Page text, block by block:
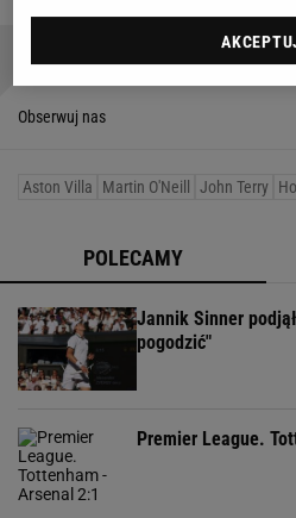
Dziękujemy za przeczytanie
Obserwuj nas
Aston Villa Martin O'Neill John Terry
POLECAMY
Jannik Sinner
pogodzić"
Premier League.